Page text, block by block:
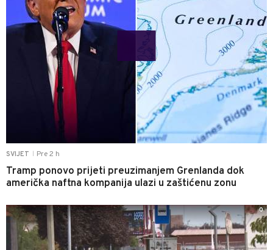
SVIJET Pre 2 h
Tramp ponovo prijeti preuzimanjem Grenlanda dok
američka naftna kompanija ulazi u zaštićenu zonu
0